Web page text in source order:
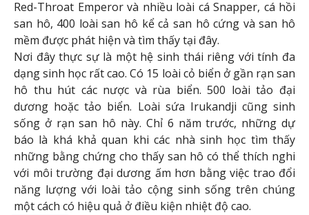
Red-Throat Emperor và nhiều loài cá Snapper, cá hồi
san hô, 400 loài san hô kể cả san hô cứng và san hô
mềm được phát hiện và tìm thấy tại đây.
Nơi đây thực sự là một hệ sinh thái riêng với tính đa
dạng sinh học rất cao. Có 15 loài cỏ biển ở gần rạn san
hô thu hút các nược và rùa biển. 500 loài tảo đại
dương hoặc tảo biển. Loài sứa Irukandji cũng sinh
sống ở rạn san hô này. Chỉ 6 năm trước, những dự
báo là khá khả quan khi các nhà sinh học tìm thấy
những bằng chứng cho thấy san hô có thể thích nghi
với môi trường đại dương ấm hơn bằng việc trao đổi
năng lượng với loài tảo cộng sinh sống trên chúng
một cách có hiệu quả ở điều kiện nhiệt độ cao.